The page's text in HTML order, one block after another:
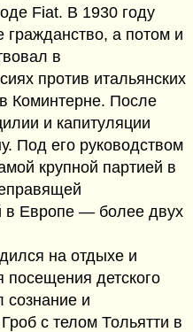
Fiat. В 1930 году
гражданство, а потом и
в
против итальянских
Коминтерне. После
и капитуляции
Под его руководством
крупной партией в
в Европе — более двух
на отдыхе и
детского
сознание и
с телом Тольятти в